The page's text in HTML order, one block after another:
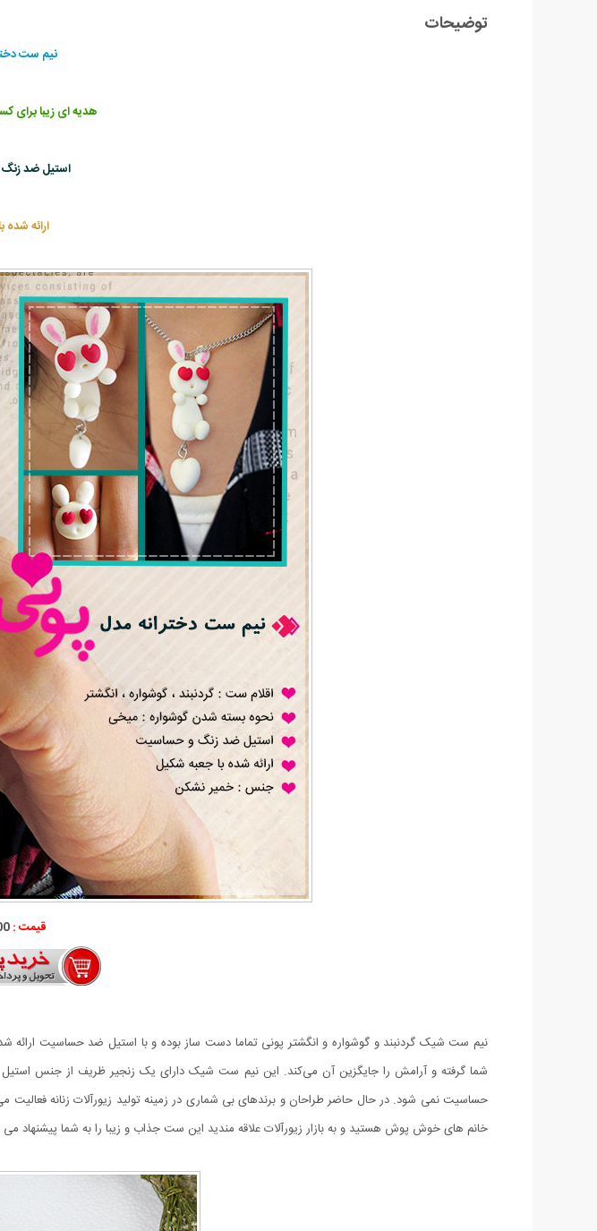
توضیحات
نیم ست
هدیه ای زیبا برای
استیل ضد
ارائه
قیمت :
نیم ست شیک گردنبند و گوشواره و انگشتر پونی تماما دست ساز بوده و با استیل ضد حساسیت
حساسیت نمی شود. در حال حاضر طراحان و برندهای بی شماری در زمینه تولید زیورآلات زنانه
خانم های خوش پوش هستید و به بازار زیورآلات علاقه مندید این ست جذاب و زیبا را به شما پیشنهاد می